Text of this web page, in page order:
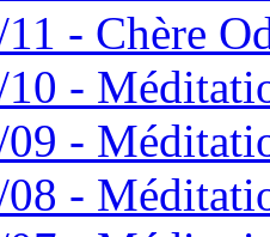
- Chère
-
-
-